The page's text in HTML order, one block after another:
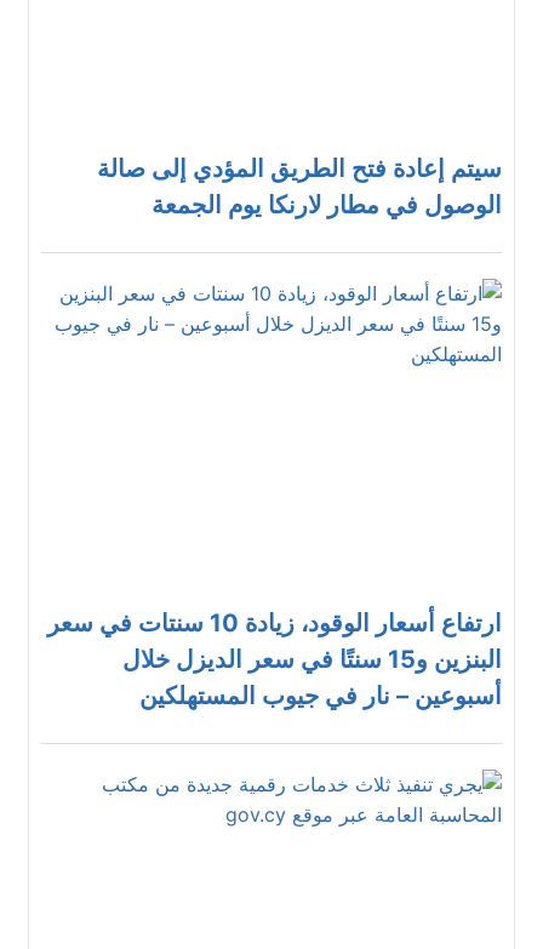
سيتم إعادة فتح الطريق المؤدي إلى صالة
الوصول في مطار لارنكا يوم الجمعة
ارتفاع أسعار الوقود، زيادة 10 سنتات في سعر
البنزين و15 سنتًا في سعر الديزل خلال
أسبوعين – نار في جيوب المستهلكين